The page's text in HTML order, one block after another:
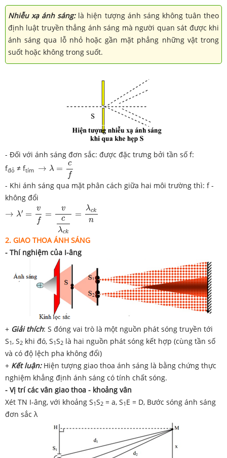
Nhiễu xạ ánh sáng:là hiện tượng ánh sáng không tuân theo
định luật truyền thẳng ánh sáng mà người quan sát được khi
ánh sáng qua lỗ nhỏ hoặc gần mặt phẳng những vật trong
suốt hoặc không trong suốt.
- Đối với ánh sáng đơn sắc: được đặc trưng bởi tần số f:
fđỏ ≠ ftím → λ =
c
f
→λ=cf
- Khi ánh sáng qua mặt phân cách giữa hai môi trường thì: f -
không đổi
→ λ′ =
v
f
=
v
c
λck
=
λck
n
→λ′=vf=v =λ
2. GIAO THOA ÁNH SÁNG
- Thí nghiệm của I-âng
+ Giải thích: S đóng vai trò là một nguồn phát sóng truyền tới
S1 , S2 khi đó, S1S2 là hai nguồn phát sóng kết hợp (cùng tần số
và có độ lệch pha không đổi)
+ Kết luận:Hiện tượng giao thoa ánh sáng là bằng chứng thực
nghiệm khẳng định ánh sáng có tính chất sóng.
- Vị trí các vân giao thoa - khoảng vân
Xét TN I-âng, với khoảng S1S2 = a, S1 E = D, Bước sóng ánh sáng
đơn sắc λ